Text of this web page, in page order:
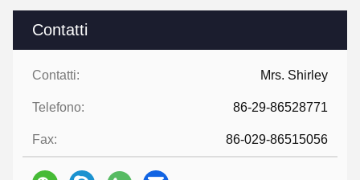
Contatti
Contatti: Mrs. Shirley
Telefono: 86-29-86528771
Fax: 86-029-86515056